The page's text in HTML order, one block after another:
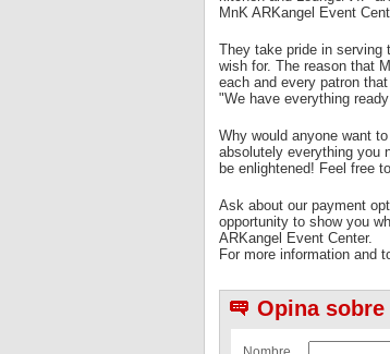
MnK ARKangel Event
They take pride in serving
wish for. The reason that
each and every patron
"We have everything
Why would anyone want
absolutely everything you
be enlightened! Feel free
Ask about our payment
opportunity to show you
ARKangel Event Center.
For more information and
Opina